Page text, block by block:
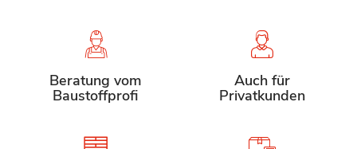
Beratung vom
Baustoffprofi
Auch für
Privatkunden